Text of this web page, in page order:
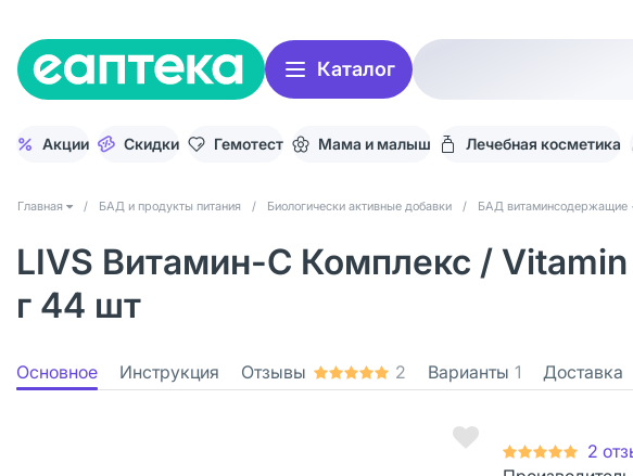
Каталог
Акции Скидки Гемотест Мама и малыш Лечебная косметика
Главная / БАД и продукты питания / Биологически активные добавки / БАД витаминсодержащие
LIVS Витамин-С Комплекс /
г 44 шт
Основное Инструкция Отзывы 2 Варианты 1 Доставка
2